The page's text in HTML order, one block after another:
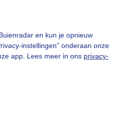
en kun je opnieuw
instellingen” onderaan onze
app. Lees meer in ons privacy-